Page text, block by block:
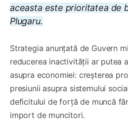
aceasta este prioritatea de
Plugaru.
Strategia anunțată de Guvern
reducerea inactivității ar putea
asupra economiei: creșterea
presiunii asupra sistemului
deficitului de forță de muncă
import de muncitori.